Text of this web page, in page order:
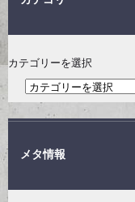
カテゴリーを選択
メタ情報